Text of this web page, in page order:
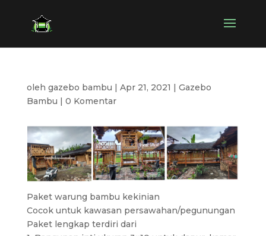
oleh gazebo bambu | Apr 21, 2021 | Gazebo
Bambu | 0 Komentar
Paket warung bambu kekinian
Cocok untuk kawasan persawahan/pegunungan
Paket lengkap terdiri dari